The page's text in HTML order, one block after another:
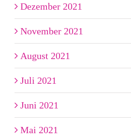
Dezember 2021
November 2021
August 2021
Juli 2021
Juni 2021
Mai 2021